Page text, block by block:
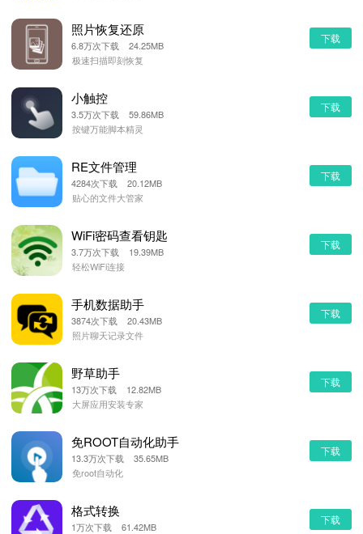
照片恢复还原
6.8万次下载 24.25MB
极速扫描即刻恢复
下载
小触控
3.5万次下载 59.86MB
按键万能脚本精灵
下载
RE文件管理
4284次下载 20.12MB
贴心的文件大管家
下载
WiFi密码查看钥匙
3.7万次下载 19.39MB
轻松WiFi连接
下载
手机数据助手
3874次下载 20.43MB
照片聊天记录文件
下载
野草助手
13万次下载 12.82MB
大屏应用安装专家
下载
免ROOT自动化助手
13.3万次下载 35.65MB
免root自动化
下载
格式转换
1万次下载 61.42MB
下载